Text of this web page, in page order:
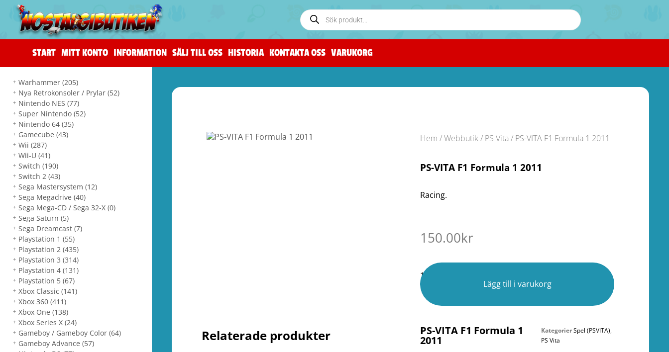
START MITT KONTO INFORMATION SÄLJ TILL OSS HISTORIA KONTAKTA OSS VARUKORG
Warhammer(205)
Nya Retrokonsoler / Prylar(52)
Nintendo NES(77)
Super Nintendo(52)
Nintendo 64(35)
Gamecube(43)
Wii(287)
Wii-U(41)
Switch(190)
Switch 2(43)
Sega Mastersystem(12)
Sega Megadrive(40)
Sega Mega-CD / Sega 32-X(0)
Sega Saturn(5)
Sega Dreamcast(7)
Playstation 1(55)
Playstation 2(435)
Playstation 3(314)
Playstation 4(131)
Playstation 5(67)
Xbox Classic(141)
Xbox 360(411)
Xbox One(138)
Xbox Series X(24)
Gameboy / Gameboy Color(64)
Gameboy Advance(57)
Hem /Webbutik/ PS Vita / PS-VITA F1 Formula 1 2011
PS-VITA F1 Formula 1 2011
Racing.
150.00kr
1 i lager
Lägg till i varukorg
Relaterade produkter PS-VITA F1 Formula 1
2011
KategorierSpel (PSVITA),
PS Vita